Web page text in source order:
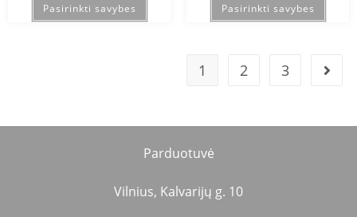
Pasirinkti savybes Pasirinkti savybes
1 2 3
Parduotuvė
Vilnius, Kalvarijų g. 10